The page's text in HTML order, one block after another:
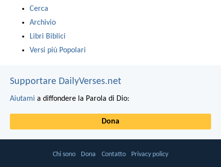
Cerca
Archivio
Libri Biblici
Versi più Popolari
Supportare DailyVerses.net
Aiutami a diffondere la Parola di Dio:
Dona
Chi sono Dona Contatto Privacy policy